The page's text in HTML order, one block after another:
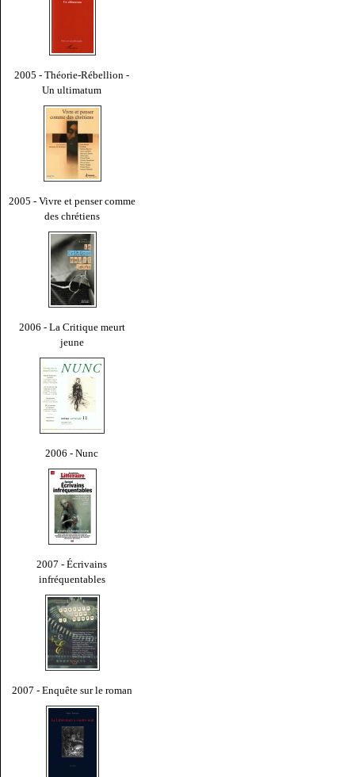
2005 - Théorie-Rébellion -
Un ultimatum
2005 - Vivre et penser comme
des chrétiens
2006 - La Critique meurt
jeune
2006 - Nunc
2007 - Écrivains
infréquentables
2007 - Enquête sur le roman